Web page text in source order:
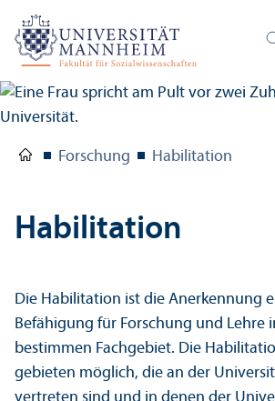
Forschung Habilitation
Habilitation
Die Habilitation ist die Anerkennung
Be­fähigung für Forschung und Lehre
bestimmen Fach­gebiet. Die
gebieten möglich, die an der